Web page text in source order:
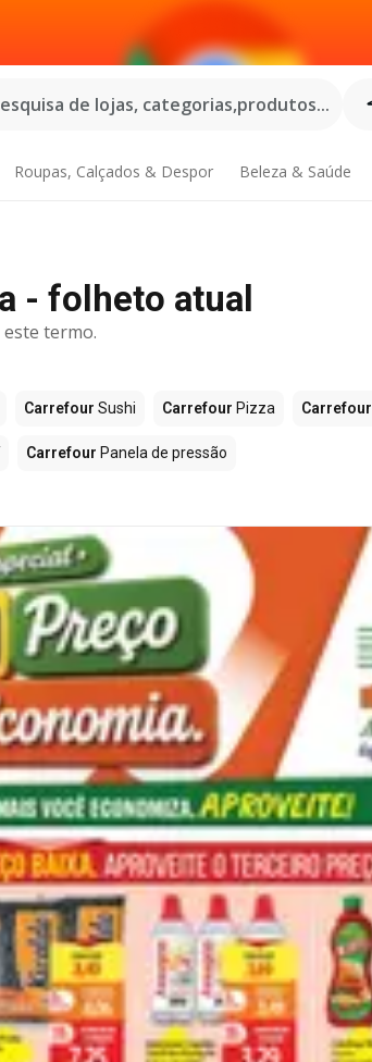
de lojas, categorias,produtos...
Roupas, Calçados & Despor Beleza & Saúde
- folheto atual
termo.
Carrefour Sushi Carrefour Pizza Carrefour
Carrefour Panela de pressão